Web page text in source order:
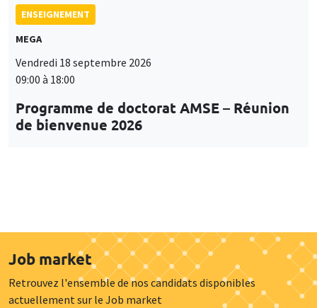
ENSEIGNEMENT
MEGA
Vendredi 18 septembre 2026
09:00 à 18:00
Programme de doctorat AMSE – Réunion
de bienvenue 2026
Job market
Retrouvez l'ensemble de nos candidats disponibles
actuellement sur le Job market